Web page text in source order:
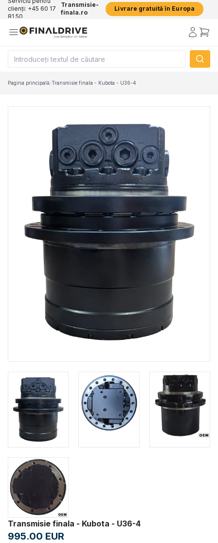
clienți: +45 60 17
81 50
Transmisie-
finala.ro
Livrare gratuită în Europa
Pagina principală/Transmisie finala - Kubota - U36-4
Transmisie finala - Kubota - U36-4
995.00 EUR